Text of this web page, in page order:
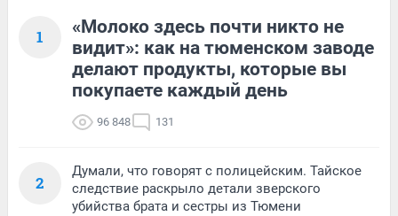
1
«Молоко здесь почти никто не
видит»: как на тюменском заводе
делают продукты, которые вы
покупаете каждый день
96 848 131
2
Думали, что говорят с полицейским. Тайское
следствие раскрыло детали зверского
убийства брата и сестры из Тюмени